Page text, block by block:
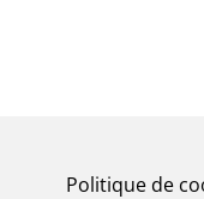
Politique de